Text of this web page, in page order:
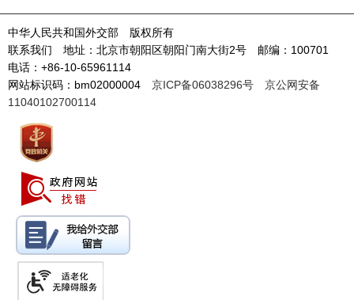
中华人民共和国外交部 版权所有
联系我们 地址：北京市朝阳区朝阳门南大街2号 邮编：100701
电话：+86-10-65961114
网站标识码：bm02000004 京ICP备06038296号
京公网安备
11040102700114